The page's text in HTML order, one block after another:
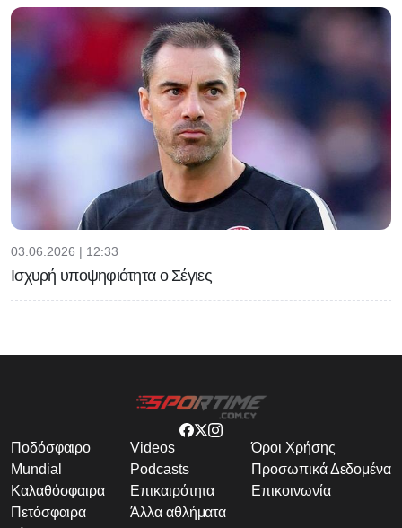
03.06.2026 | 12:33
Ισχυρή υποψηφιότητα ο Σέγιες
Ποδόσφαιρο
Mundial
Καλαθόσφαιρα
Πετόσφαιρα
Videos
Podcasts
Επικαιρότητα
Άλλα αθλήματα
Όροι Χρήσης
Προσωπικά Δεδομένα
Επικοινωνία